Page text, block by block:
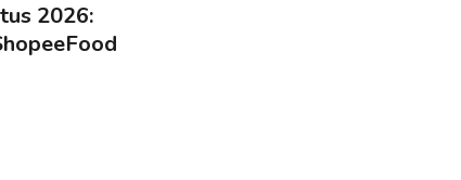
2026: